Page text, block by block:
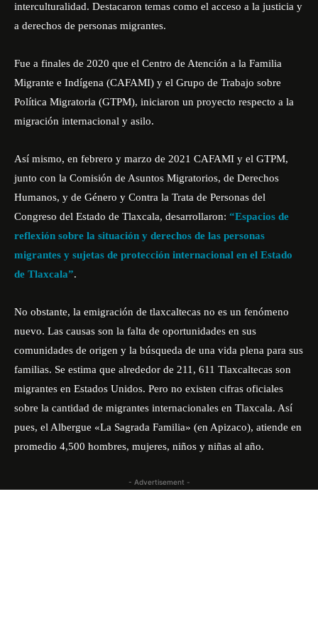
interculturalidad. Destacaron temas como el acceso a la justicia y
a derechos de personas migrantes.
Fue a finales de 2020 que el Centro de Atención a la Familia
Migrante e Indígena (CAFAMI) y el Grupo de Trabajo sobre
Política Migratoria (GTPM), iniciaron un proyecto respecto a la
migración internacional y asilo.
Así mismo, en febrero y marzo de 2021 CAFAMI y el GTPM,
junto con la Comisión de Asuntos Migratorios, de Derechos
Humanos, y de Género y Contra la Trata de Personas del
Congreso del Estado de Tlaxcala, desarrollaron: “Espacios de
reflexión sobre la situación y derechos de las personas
migrantes y sujetas de protección internacional en el Estado
de Tlaxcala”.
No obstante, la emigración de tlaxcaltecas no es un fenómeno
nuevo. Las causas son la falta de oportunidades en sus
comunidades de origen y la búsqueda de una vida plena para sus
familias. Se estima que alrededor de 211, 611 Tlaxcaltecas son
migrantes en Estados Unidos. Pero no existen cifras oficiales
sobre la cantidad de migrantes internacionales en Tlaxcala. Así
pues, el Albergue «La Sagrada Familia» (en Apizaco), atiende en
promedio 4,500 hombres, mujeres, niños y niñas al año.
- Advertisement -